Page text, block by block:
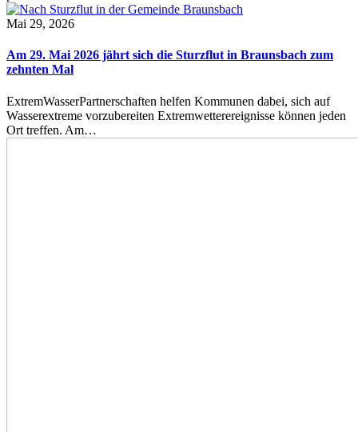
Mai 29, 2026
Am 29. Mai 2026 jährt sich die Sturzflut in Braunsbach zum
zehnten Mal
ExtremWasserPartnerschaften helfen Kommunen dabei, sich auf
Wasserextreme vorzubereiten Extremwetterereignisse können jeden
Ort treffen. Am…